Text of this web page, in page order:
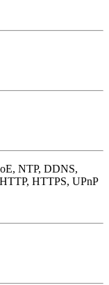
NTP, DDNS,
HTTPS, UPnP